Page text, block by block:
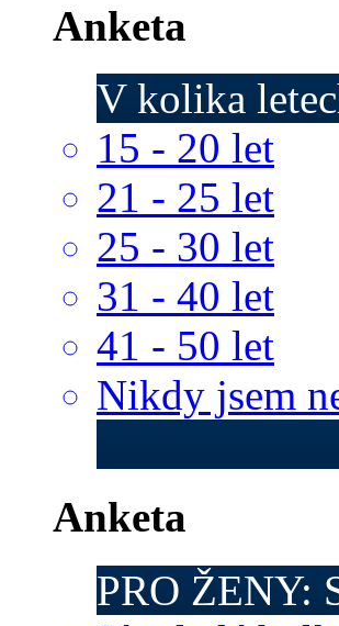
Anketa
V kolika
15 - 20 let
21 - 25 let
25 - 30 let
31 - 40 let
41 - 50 let
Nikdy jsem
Anketa
PRO ŽENY: